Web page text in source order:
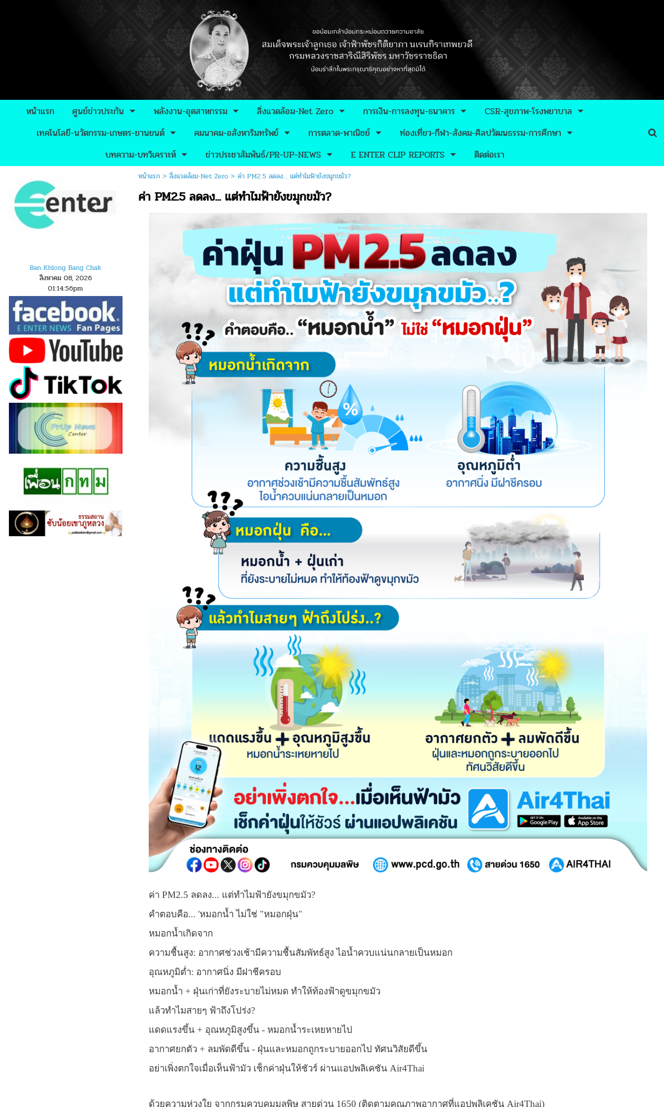
หน้าแรก ศูนย์ข่าวประกัน พลังงาน-อุตสาหกรรม สิ่งแวดล้อม-Net Zero การเงิน-การลงทุน-ธนาคาร
CSR-สุขภาพ-โรงพยาบาล
เทคโนโลยี-นวัตกรรม-เกษตร-ยานยนต์
คมนาคม-อสังหาริมทรัพย์ การตลาด-พาณิชย์
ท่องเที่ยว-กีฬา-สังคม-ศิลปวัฒนธรรม-การศึกษา
บทความ-บทวิเคราะห์
ข่าวประชาสัมพันธ์/PR-UP-NEWS E ENTER CLIP REPORTS ติดต่อเรา
Ban Khlong Bang Chak
สิงหาคม 08, 2026
01:14:57pm
หน้าแรก> สิ่งแวดล้อม-Net Zero> ค่า PM2.5 ลดลง... แต่ทำไมฟ้ายังขมุกขมัว?
ค่า PM2.5 ลดลง... แต่ทำไมฟ้ายังขมุกขมัว?
ค่าPM2.5 ลดลง... แต่ทำไมฟ้ายังขมุกขมัว?
คำตอบคือ...'หมอกน้ำ ไม่ใช่ "หมอกฝุ่น"
หมอกน้ำเกิดจาก
ความชื้นสูง: อากาศช่วงเช้ามีความชื้นสัมพัทธ์สูง ไอน้ำควบแน่นกลายเป็นหมอก
อุณหภูมิต่ำ: อากาศนิ่ง มีฝาชีครอบ
หมอกน้ำ + ฝุ่นเก่าที่ยังระบายไม่หมด ทำให้ท้องฟ้าดูขมุกขมัว
แล้วทำไมสายๆ ฟ้าถึงโปร่ง?
แดดแรงขึ้น + อุณหภูมิสูงขึ้น - หมอกน้ำระเหยหายไป
อากาศยกตัว + ลมพัดดีขึ้น - ฝุ่นและหมอกถูกระบายออกไป ทัศนวิสัยดีขึ้น
อย่าเพิ่งตกใจเมื่อเห็นฟ้ามัว เช็กค่าฝุ่นให้ชัวร์ ผ่านแอปพลิเคชัน Air4Thai
ด้วยความห่วงใย จากกรมควบคุมมลพิษ สายด่วน 1650 (ติดตามคุณภาพอากาศที่แอปพลิเคชัน Air4Thai)